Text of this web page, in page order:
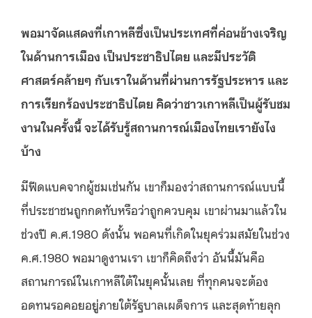
พอมาจัดแสดงที่เกาหลีซึ่งเป็นประเทศที่ค่อนข้างเจริญ
ในด้านการเมือง เป็นประชาธิปไตย และมีประวัติ
ศาสตร์คล้ายๆ กับเราในด้านที่ผ่านการรัฐประหาร และ
การเรียกร้องประชาธิปไตย คิดว่าชาวเกาหลีเป็นผู้รับชม
งานในครั้งนี้จะได้รับรู้สถานการณ์เมืองไทยเรายังไง
บ้าง
มีฟีดแบคจากผู้ชมเช่นกัน เขาก็มองว่าสถานการณ์แบบนี้
ที่ประชาชนถูกกดทับหรือว่าถูกควบคุม เขาผ่านมาแล้วใน
ช่วงปี ค.ศ.1980 ดังนั้น พอคนที่เกิดในยุคร่วมสมัยในช่วง
ค.ศ.1980 พอมาดูงานเรา เขาก็คิดถึงว่า อันนี้มันคือ
สถานการณ์ในเกาหลีใต้ในยุคนั้นเลย ที่ทุกคนจะต้อง
อดทนรอคอยอยู่ภายใต้รัฐบาลเผด็จการ และสุดท้ายลุก